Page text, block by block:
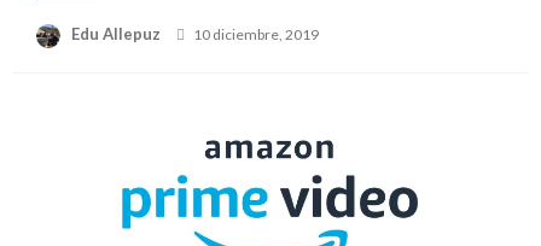
Edu Allepuz
Publicado
10 diciembre, 2019